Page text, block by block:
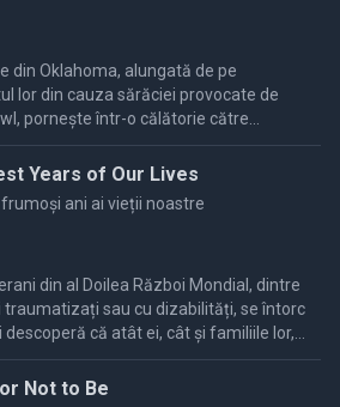
din Oklahoma, alungată de pe
lor din cauza sărăciei provocate de
pornește într-o călătorie către
înfruntând greutățile traiului în timpul
Years of Our Lives
ani ai vieții noastre
din al Doilea Război Mondial, dintre
traumatizați sau cu dizabilități, se întorc
descoperă că atât ei, cât și familiile lor,
ireversibil de război.
Not to Be